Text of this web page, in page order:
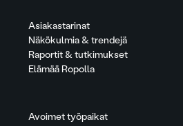
Asiakastarinat
Näkökulmia & trendejä
Raportit & tutkimukset
Elämää Ropolla
Avoimet työpaikat